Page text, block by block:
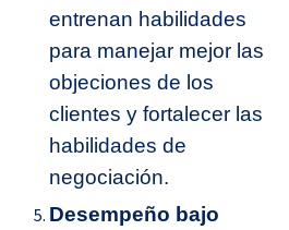
entrenan habilidades
para manejar mejor las
objeciones de los
clientes y fortalecer las
habilidades de
negociación.
Desempeño bajo